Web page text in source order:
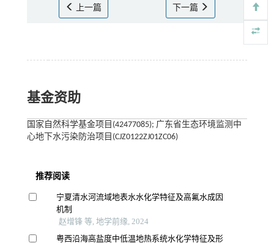
上一篇 下一篇
基金资助
国家自然科学基金项目(42477085); 广东省生态环境监测中
心地下水污染防治项目(CJZ0122ZJ01ZC06)